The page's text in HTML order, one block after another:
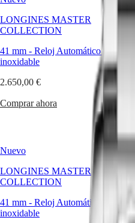
Master
COLLECTION
COLLECTION
CHRONOGRAPH
COLLECTION
MOONPHASE
LONGINES
COLLECTION
GMT
Conquest
CONQUEST
South
Africa
América
(En)
(Fr)
Asia-
Pacífico
Australia
國
LONGINES MASTER
COLLECTION
41 mm - Reloj Automático-
inoxidable
2.650,00 €
Comprar ahora
Nuevo
LONGINES MASTER
COLLECTION
41 mm - Reloj Automático
inoxidable